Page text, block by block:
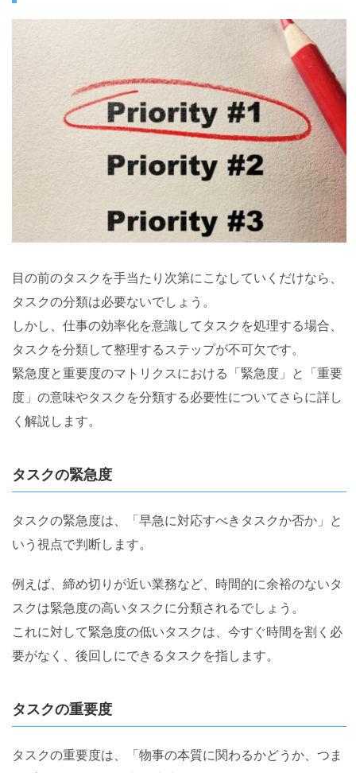
目の前のタスクを手当たり次第にこなしていくだけなら、
タスクの分類は必要ないでしょう。
しかし、仕事の効率化を意識してタスクを処理する場合、
タスクを分類して整理するステップが不可欠です。
緊急度と重要度のマトリクスにおける「緊急度」と「重要
度」の意味やタスクを分類する必要性についてさらに詳し
く解説します。
タスクの緊急度
タスクの緊急度は、「早急に対応すべきタスクか否か」と
いう視点で判断します。
例えば、締め切りが近い業務など、時間的に余裕のないタ
スクは緊急度の高いタスクに分類されるでしょう。
これに対して緊急度の低いタスクは、今すぐ時間を割く必
要がなく、後回しにできるタスクを指します。
タスクの重要度
タスクの重要度は、「物事の本質に関わるかどうか、つま